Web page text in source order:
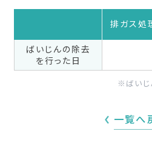
排ガス処
ばいじんの除去
を行った日
ばい
一覧へ